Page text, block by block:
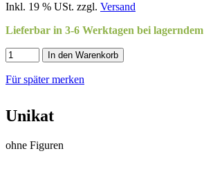
Inkl. 19 % USt. zzgl. Versand
Lieferbar in 3-6 Werktagen bei
In den Warenkorb
Für später merken
Unikat
ohne Figuren